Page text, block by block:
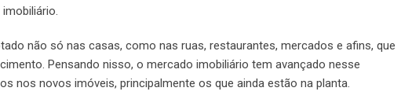
não só nas casas, como nas ruas, restaurantes, mercados e afins, que
Pensando nisso, o mercado imobiliário tem avançado nesse
nos novos imóveis, principalmente os que ainda estão na planta.